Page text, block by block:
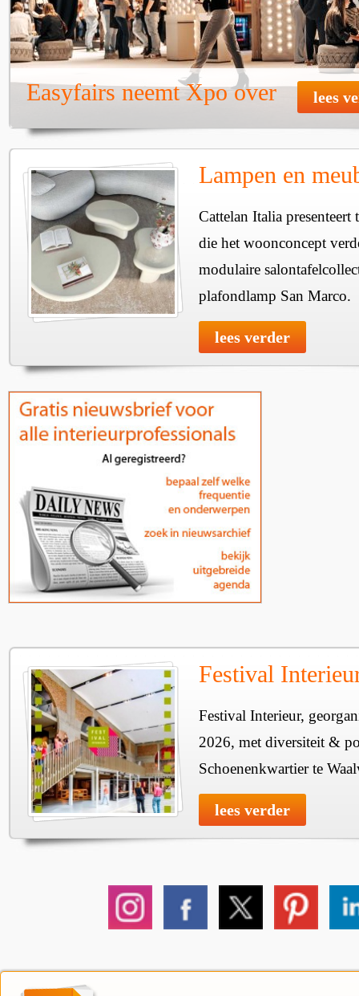
Easyfairs neemt Xpo over lees
Lampen en
Cattelan Italia
die het woonconcept
modulaire
plafondlamp San Marco.
lees verder
Festival
Festival Interieur,
2026, met diversiteit &
Schoenenkwartier te
lees verder